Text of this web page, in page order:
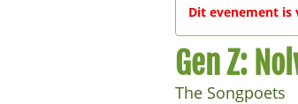
Dit evenement is
Gen Z:
The Songpoets